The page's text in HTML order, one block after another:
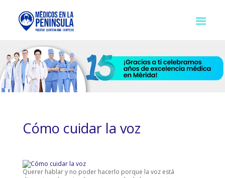
Cómo cuidar la voz
Querer hablar y no poder hacerlo porque la voz está